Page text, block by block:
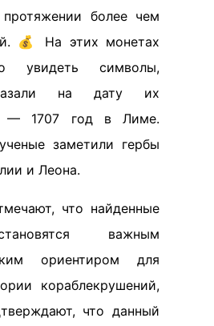
более чем
💰 На этих монетах
увидеть символы,
на дату их
— 1707 год в Лиме.
заметили гербы
и Леона.
что найденные
важным
ориентиром для
кораблекрушений,
что данный